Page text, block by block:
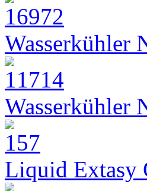
Wasserkühler
Wasserkühler
Liquid Extasy